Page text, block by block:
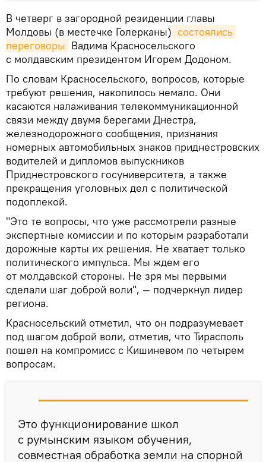
В четверг в загородной резиденции главы
Молдовы (в местечке Голерканы) состоялись
переговоры Вадима Красносельского
с молдавским президентом Игорем Додоном.
По словам Красносельского, вопросов, которые
требуют решения, накопилось немало. Они
касаются налаживания телекоммуникационной
связи между двумя берегами Днестра,
железнодорожного сообщения, признания
номерных автомобильных знаков приднестровских
водителей и дипломов выпускников
Приднестровского госуниверситета, а также
прекращения уголовных дел с политической
подоплекой.
"Это те вопросы, что уже рассмотрели разные
экспертные комиссии и по которым разработали
дорожные карты их решения. Не хватает только
политического импульса. Мы ждем его
от молдавской стороны. Не зря мы первыми
сделали шаг доброй воли", — подчеркнул лидер
региона.
Красносельский отметил, что он подразумевает
под шагом доброй воли, отметив, что Тирасполь
пошел на компромисс с Кишиневом по четырем
вопросам.
Это функционирование школ
с румынским языком обучения,
совместная обработка земли на спорной